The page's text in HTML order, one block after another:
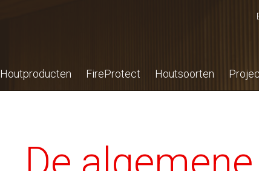
Houtproducten FireProtect Houtsoorten